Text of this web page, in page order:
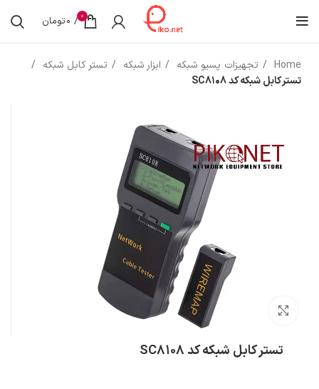
0
/
0تومان
Home تجهیزات پسیو شبکه ابزار شبکه
تستر کابل شبکه
تستر کابل شبکه کد SC8108
بزرگنمایی تصویر
تستر کابل شبکه کد SC8108